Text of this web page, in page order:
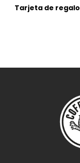
Tarjeta de regalo